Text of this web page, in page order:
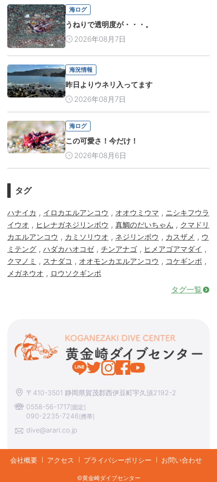
海ログ
うねりで透明度が・・・。
2026年08月7日
海況情報
昨日よりウネリ入ってます
2026年08月7日
海ログ
この可愛さ！今だけ！
2026年08月6日
タグ
ハナイカ , イロカエルアンコウ , オオウミウマ , ニシキフウラ
イウオ , ヒレナガネジリンボウ , 真鯛のだいちゃん , クマドリ
カエルアンコウ , カミソリウオ , ネジリンボウ , カスザメ , ウ
ミテング , ハダカハオコゼ, チンアナゴ , ヒメアゴアマダイ ,
クマノミ , スナダコ , オオモンカエルアンコウ , コケギンポ ,
メガネウオ , ロウソクギンポ
タグ一覧
〒410-3501 静岡県賀茂郡西伊豆町宇久須2192-2
0558-56-1717[固定]
090-2235-7246[携帯]
dive@arari.co.jp
会社概要 アクセス プライバシーポリシー お問い合わせ
©︎黄金崎ダイブセンター